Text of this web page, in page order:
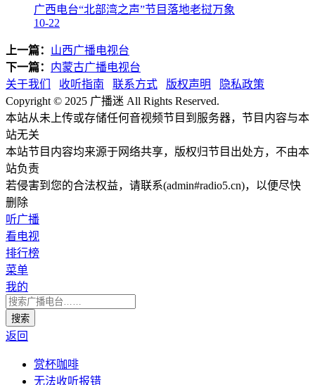
广西电台“北部湾之声”节目落地老挝万象
10-22
上一篇： 山西广播电视台
下一篇： 内蒙古广播电视台
关于我们
收听指南 联系方式 版权声明
隐私政策
Copyright © 2025 广播迷 All Rights Reserved.
本站从未上传或存储任何音视频节目到服务器，节目内容与本
站无关
本站节目内容均来源于网络共享，版权归节目出处方，不由本
站负责
若侵害到您的合法权益，请联系(admin#radio5.cn)，以便尽快
删除
听广播
看电视
排行榜
菜单
我的
返回
赏杯咖啡
无法收听报错